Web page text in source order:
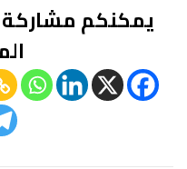
يمكنكم